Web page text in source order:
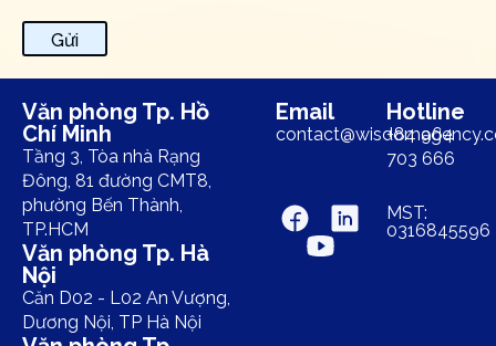
Gửi
Văn phòng Tp. Hồ
Chí Minh
Tầng 3, Tòa nhà Rạng
Đông, 81 đường CMT8,
phường Bến Thành,
TP.HCM
Văn phòng Tp. Hà
Nội
Căn D02 - L02 An Vượng,
Dương Nội, TP Hà Nội
Email Hotline
+84 964
703 666
MST:
0316845596